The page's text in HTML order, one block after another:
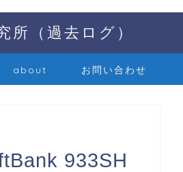
所（過去ログ）
about お問い合わせ
933SH